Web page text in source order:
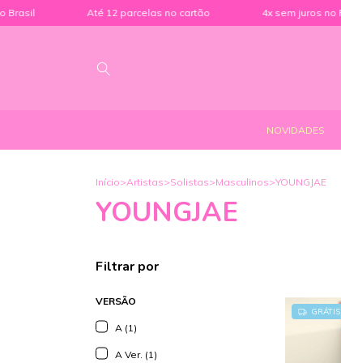
Até 12 parcelas no cartão 4x sem juros no PIX
NOVIDADES
Início>Artistas>Solistas>Masculinos>YOUNGJAE
YOUNGJAE
Filtrar por
VERSÃO
A (1)
A Ver. (1)
GRÁTIS